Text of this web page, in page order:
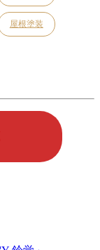
屋根塗装